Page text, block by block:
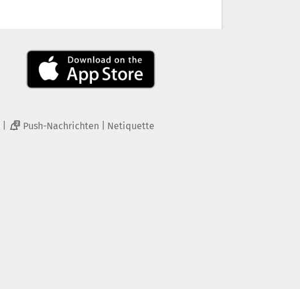
2 Push-Nachrichten Netiquette